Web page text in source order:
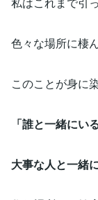
色々な場所に棲
このことが身に
「誰と一緒にい
大事な人と一緒